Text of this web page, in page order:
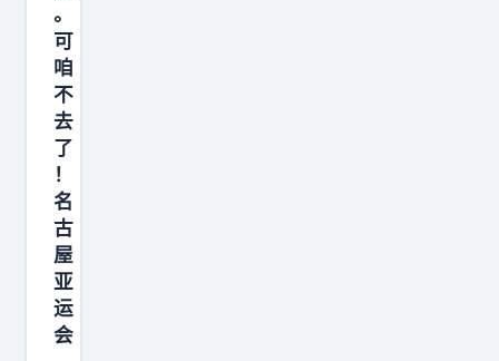
待
费
都
有
据
可
查
，
不
是
个
。
可
咱
不
去
了
！
名
古
屋
亚
运
会